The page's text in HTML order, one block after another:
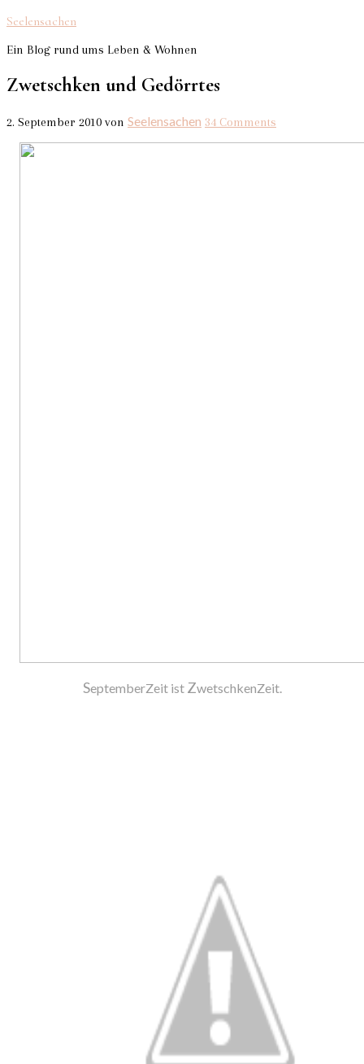
Seelensachen
Ein Blog rund ums Leben & Wohnen
Zwetschken und Gedörrtes
2. September 2010 von Seelensachen 34 Comments
SeptemberZeit ist ZwetschkenZeit.